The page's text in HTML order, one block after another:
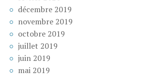
décembre 2019
novembre 2019
octobre 2019
juillet 2019
juin 2019
mai 2019